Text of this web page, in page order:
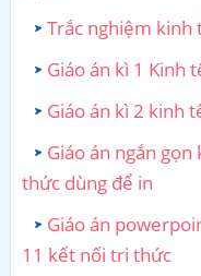
Trắc nghiệm
Giáo án kì 1 Kinh
Giáo án kì 2 kinh
Giáo án ngắn
thức dùng để in
Giáo án
11 kết nối tri thức